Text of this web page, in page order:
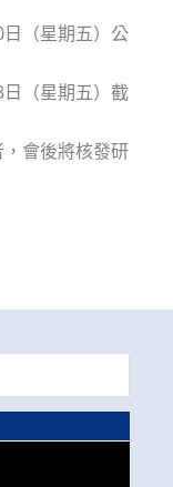
（星期五）公
（星期五）截
會後將核發研